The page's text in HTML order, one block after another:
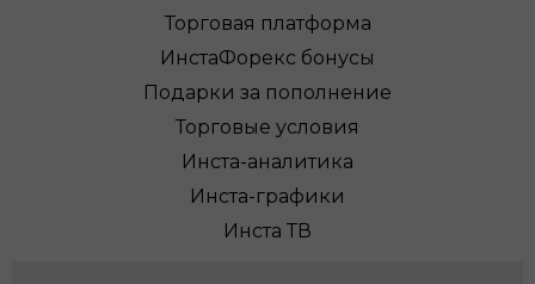
Торговая платформа
ИнстаФорекс бонусы
Подарки за пополнение
Торговые условия
Инста-аналитика
Инста-графики
Инста ТВ